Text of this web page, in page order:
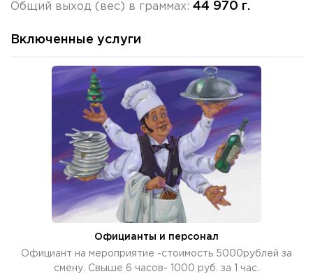
Общий выход (вес) в граммах: 44 970 г.
Включенные услуги
Официанты и персонал
Официант на мероприятие -стоимость 5000рублей за
смену. Свыше 6 часов- 1000 руб. за 1 час.